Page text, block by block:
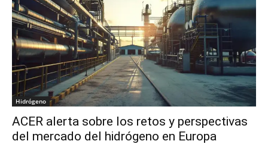
Hidrógeno
ACER alerta sobre los retos y perspectivas
del mercado del hidrógeno en Europa